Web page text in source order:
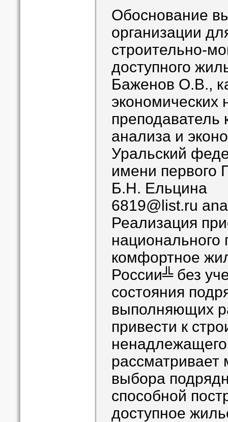
Обоснование
организации
строительно-
доступного
Баженов О.В.,
экономических
анализа и
Уральский
имени первого
Б.Н. Ельцина
6819@list.ru
Реализация
национального
комфортное
России╩ без
состояния
выполняющих
привести к
ненадлежащего
рассматривает
выбора
способной
доступное